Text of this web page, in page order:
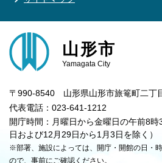
山形市
Yamagata City
〒990-8540 山形県山形市旅篭町二丁
代表電話：023-641-1212
開庁時間：月曜日から金曜日の午前8
日および12月29日から1月3日を除く）
※部署、施設によっては、開庁・開館の日・
ので、事前にご確認ください。